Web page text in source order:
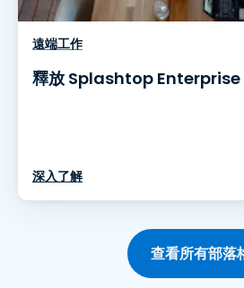
遠端工作
釋放 Splashtop Enterprise
深入了解
查看所有部落